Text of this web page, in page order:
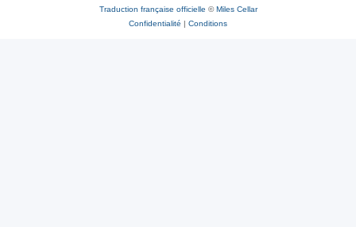
Traduction française officielle ©Miles Cellar
Confidentialité | Conditions